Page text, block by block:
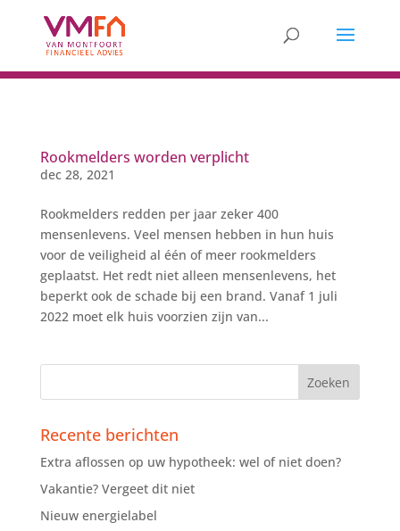
Rookmelders worden verplicht
dec 28, 2021
Rookmelders redden per jaar zeker 400
mensenlevens. Veel mensen hebben in hun huis
voor de veiligheid al één of meer rookmelders
geplaatst. Het redt niet alleen mensenlevens, het
beperkt ook de schade bij een brand. Vanaf 1 juli
2022 moet elk huis voorzien zijn van...
Recente berichten
Extra aflossen op uw hypotheek: wel of niet doen?
Vakantie? Vergeet dit niet
Nieuw energielabel